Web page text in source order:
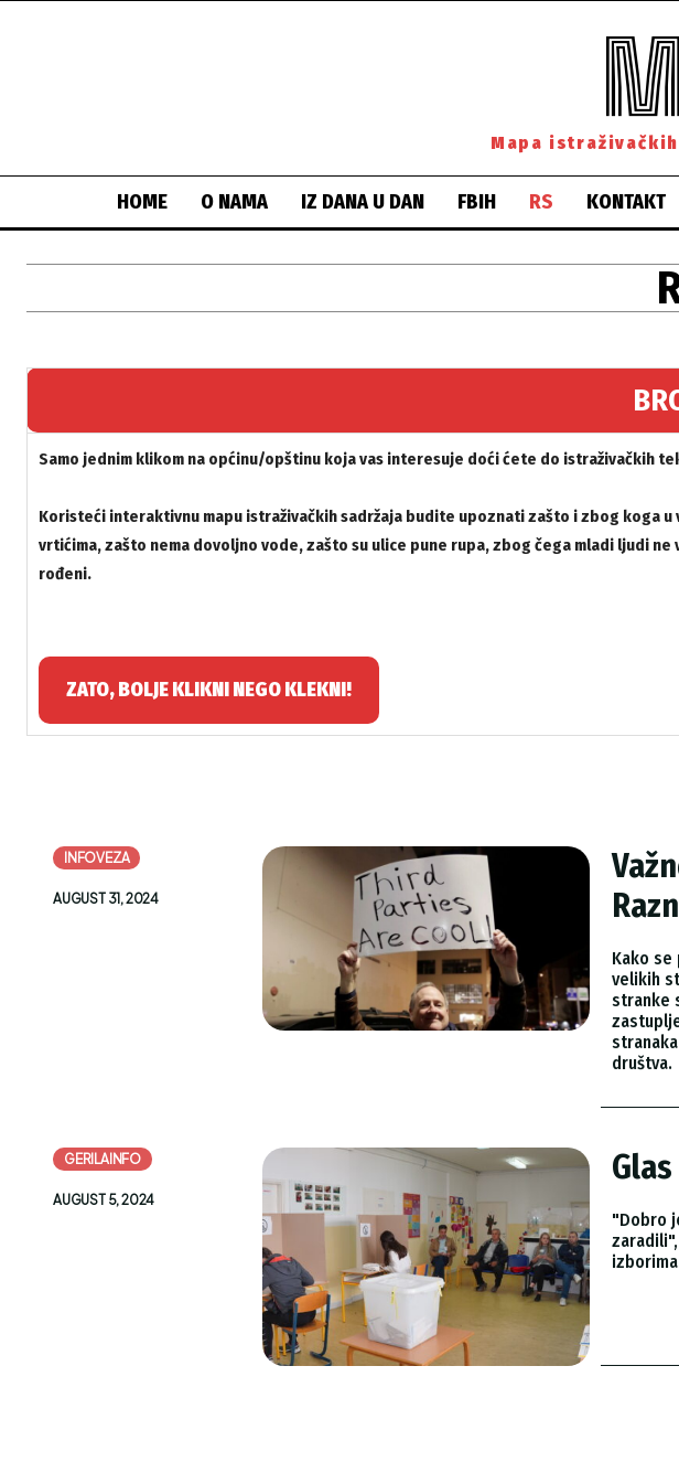
Mapa
HOME O NAMA IZ DANA U DAN FBIH RS KONTAKT
Samo jednim klikom na općinu/opštinu koja vas interesuje doći ćete do istraživačkih
Koristeći interaktivnu mapu istraživačkih sadržaja budite upoznati zašto i zbog koga u
vrtićima, zašto nema dovoljno vode, zašto su ulice pune rupa, zbog čega mladi ljudi
rođeni.
ZATO, BOLJE KLIKNI NEGO KLEKNI!
INFOVEZA
AUGUST 31, 2024
Kako
velikih
stranke
društva.
GERILAINFO
AUGUST 5, 2024
"Dobro